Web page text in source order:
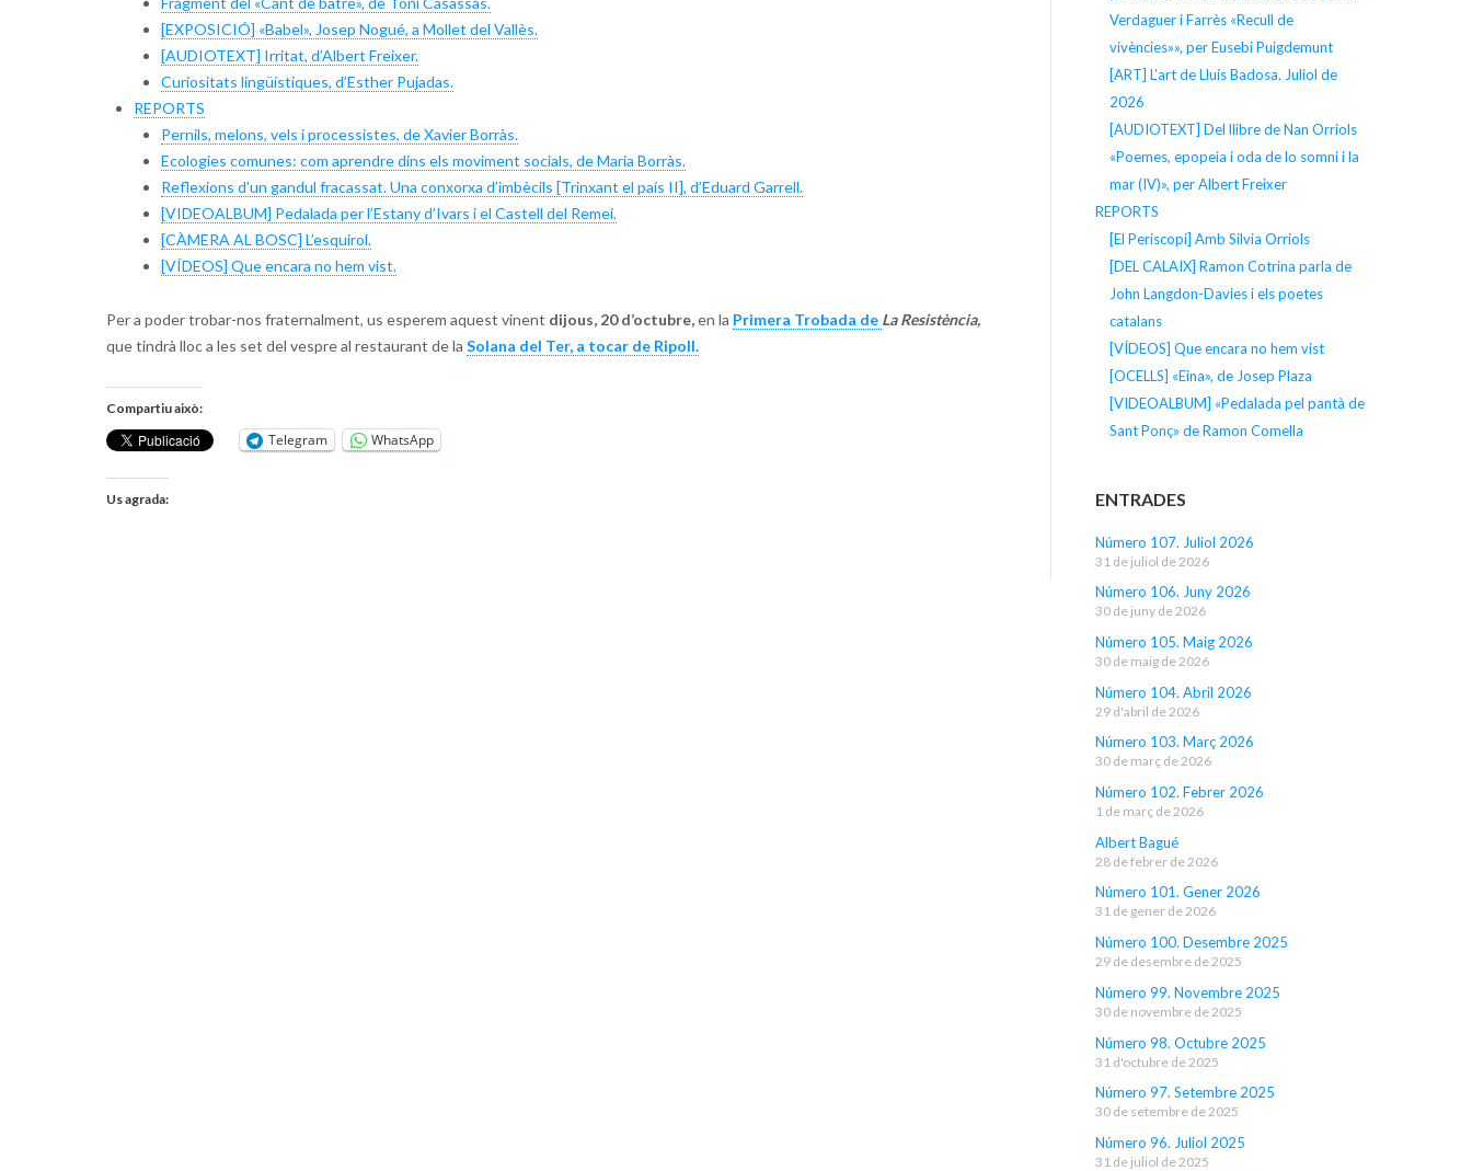
[EXPOSICIÓ] «Babel», Josep Nogué, a Mollet del Vallès.
[AUDIOTEXT] Irritat, d’Albert Freixer.
Curiositats lingüístiques, d’Esther Pujadas.
REPORTS
Pernils, melons, vels i processistes, de Xavier Borràs.
Ecologies comunes: com aprendre dins els moviment socials, de Maria Borràs.
Reflexions d’un gandul fracassat. Una conxorxa d’imbècils [Trinxant el país II], d’Eduard Garrell.
[VIDEOALBUM] Pedalada per l’Estany d’Ivars i el Castell del Remei.
[CÀMERA AL BOSC] L’esquirol.
[VÍDEOS] Que encara no hem vist.
Per a poder trobar-nos fraternalment, us esperem aquest vinent dijous, 20 d’octubre,en la Primera Trobada de La Resistència,
que tindrà lloc a les set del vespre al restaurant de la Solana del Ter, a tocar de Ripoll.
Compartiu això:
Telegram WhatsApp
Us agrada:
Verdaguer i Farrès «Recull de
vivències»», per Eusebi Puigdemunt
[ART] L’art de Lluís Badosa. Juliol de
2026
[AUDIOTEXT] Del llibre de Nan Orriols
«Poemes, epopeia i oda de lo somni i la
mar (IV)», per Albert Freixer
REPORTS
[El Periscopi] Amb Silvia Orriols
[DEL CALAIX] Ramon Cotrina parla de
John Langdon-Davies i els poetes
catalans
[VÍDEOS] Que encara no hem vist
[OCELLS] «Eina», de Josep Plaza
[VIDEOALBUM] «Pedalada pel pantà de
Sant Ponç» de Ramon Comella
ENTRADES
Número 107. Juliol 2026
31 de juliol de 2026
Número 106. Juny 2026
30 de juny de 2026
Número 105. Maig 2026
30 de maig de 2026
Número 104. Abril 2026
29 d'abril de 2026
Número 103. Març 2026
30 de març de 2026
Número 102. Febrer 2026
1 de març de 2026
Albert Bagué
28 de febrer de 2026
Número 101. Gener 2026
31 de gener de 2026
Número 100. Desembre 2025
29 de desembre de 2025
Número 99. Novembre 2025
30 de novembre de 2025
Número 98. Octubre 2025
31 d'octubre de 2025
Número 97. Setembre 2025
30 de setembre de 2025
Número 96. Juliol 2025
31 de juliol de 2025